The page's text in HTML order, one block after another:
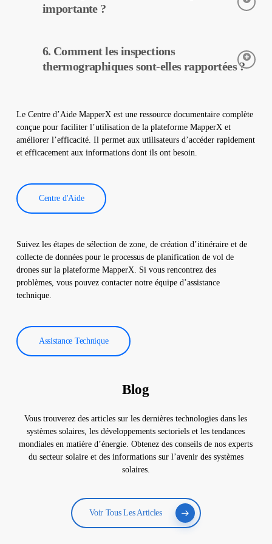
dans votre centrale. Elle n’endommage pas votre site et
importante ?
précision les températures des équipements dans les centrales
solaires. Elles aident à la détection précoce des pannes et à
6. Comment les inspections
thermographiques sont-elles rapportées ?
utilisés pour améliorer l’efficacité des centrales solaires et
réduire les coûts d’exploitation.
Le Centre d’Aide MapperX est une ressource documentaire complète
conçue pour faciliter l’utilisation de la plateforme MapperX et
améliorer l’efficacité. Il permet aux utilisateurs d’accéder rapidement
et efficacement aux informations dont ils ont besoin.
Centre d'Aide
Suivez les étapes de sélection de zone, de création d’itinéraire et de
collecte de données pour le processus de planification de vol de
drones sur la plateforme MapperX. Si vous rencontrez des
problèmes, vous pouvez contacter notre équipe d’assistance
technique.
Assistance Technique
Blog
Vous trouverez des articles sur les dernières technologies dans les
systèmes solaires, les développements sectoriels et les tendances
mondiales en matière d’énergie. Obtenez des conseils de nos experts
du secteur solaire et des informations sur l’avenir des systèmes
solaires.
Voir Tous Les Articles